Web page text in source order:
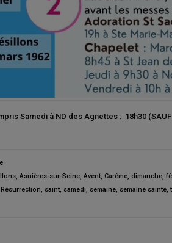
Samedi à ND des Agnettes : 18h30
, Asnières-sur-Seine, Avent, Carême, dimanche,
Résurrection, saint, samedi, semaine, semaine sainte,